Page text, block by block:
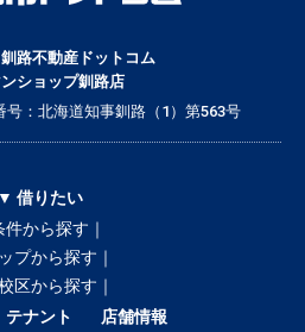
路不動産ドットコム
ショップ釧路店
号：北海道知事釧路（1）第563号
▼ 借りたい
件から探す｜
プから探す｜
区から探す｜
テナント 店舗情報